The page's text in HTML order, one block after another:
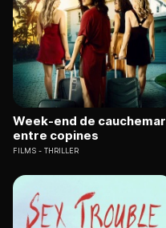
Week-end de cauchemar
entre copines
FILMS THRILLER